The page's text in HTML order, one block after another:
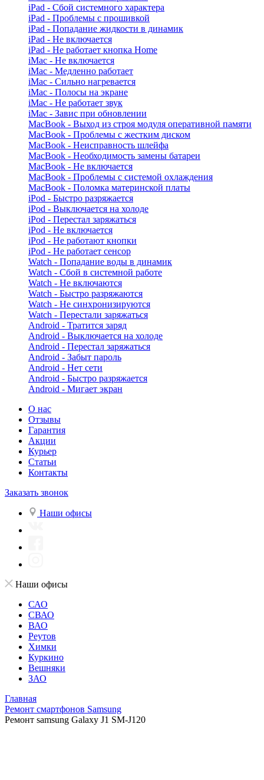
iPad - Сбой системного характера
iPad - Проблемы с прошивкой
iPad - Попадание жидкости в динамик
iPad - Не включается
iPad - Не работает кнопка Home
iMac - Не включается
iMac - Медленно работает
iMac - Сильно нагревается
iMac - Полосы на экране
iMac - Не работает звук
iMac - Завис при обновлении
MacBook - Выход из строя модуля оперативной памяти
MacBook - Проблемы с жестким диском
MacBook - Неисправность шлейфа
MacBook - Необходимость замены батареи
MacBook - Не включается
MacBook - Проблемы с системой охлаждения
MacBook - Поломка материнской платы
iPod - Быстро разряжается
iPod - Выключается на холоде
iPod - Перестал заряжаться
iPod - Не включается
iPod - Не работают кнопки
iPod - Не работает сенсор
Watch - Попадание воды в динамик
Watch - Сбой в системной работе
Watch - Не включаются
Watch - Быстро разряжаются
Watch - Не синхронизируются
Watch - Перестали заряжаться
Android - Тратится заряд
Android - Выключается на холоде
Android - Перестал заряжаться
Android - Забыт пароль
Android - Нет сети
Android - Быстро разряжается
Android - Мигает экран
О нас
Отзывы
Гарантия
Акции
Курьер
Статьи
Контакты
Заказать звонок
Наши офисы
Наши офисы
САО
СВАО
ВАО
Реутов
Химки
Куркино
Вешняки
ЗАО
Главная
Ремонт смартфонов Samsung
Ремонт samsung Galaxy J1 SM-J120